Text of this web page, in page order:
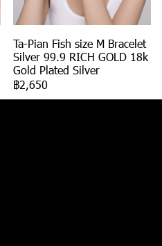
Ta-Pian Fish size M Bracelet
Silver 99.9 RICH GOLD 18k
Gold Plated Silver
฿2,650